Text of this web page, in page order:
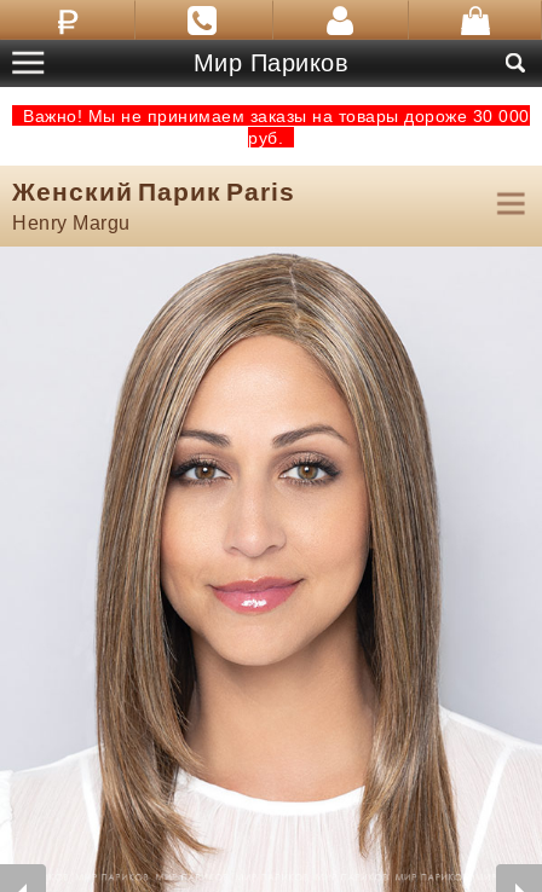
Мир Париков
Важно! Мы не принимаем заказы на товары дороже 30 000
руб.
Женский Парик Paris
Henry Margu